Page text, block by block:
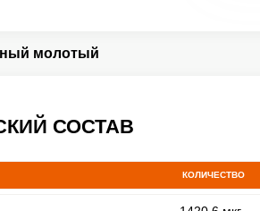
молотый
СОСТАВ
КОЛИЧЕСТВО